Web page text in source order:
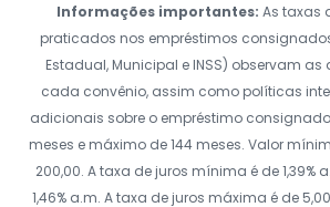
Informações importantes: As taxas
praticados nos empréstimos
Estadual, Municipal e INSS) observam
cada convênio, assim como políticas
adicionais sobre o empréstimo
meses e máximo de 144 meses. Valor
200,00. A taxa de juros mínima é de 1,39%
1,46% a.m. A taxa de juros máxima é de